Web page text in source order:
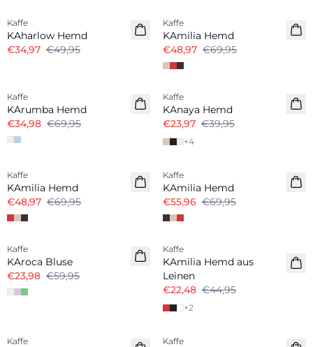
Kaffe
KAharlow Hemd
€34,97 €49,95
Leinenmix
Kaffe
KAmilia Hemd
€48,97 €69,95
Kaffe
KArumba Hemd
€34,98 €69,95
-40%
Kaffe
KAnaya Hemd
€23,97 €39,95
+4
Leinenmix
Kaffe
KAmilia Hemd
€48,97 €69,95
Leinenmix
Kaffe
KAmilia Hemd
€55,96 €69,95
Kaffe
KAroca Bluse
€23,98 €59,95
Leinenmix
-50%
Kaffe
KAmilia Hemd aus
Leinen
€22,48 €44,95
+2
Kaffe Kaffe